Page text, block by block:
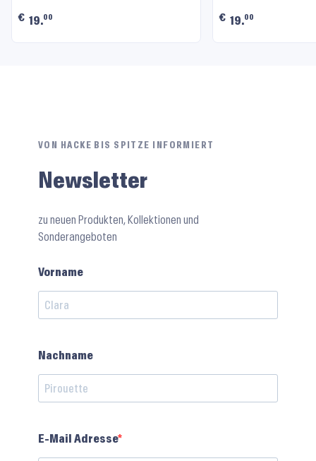
€ 19.00 € 19.00
VON HACKE BIS SPITZE INFORMIERT
Newsletter
zu neuen Produkten, Kollektionen und
Sonderangeboten
Vorname
Nachname
E-Mail Adresse